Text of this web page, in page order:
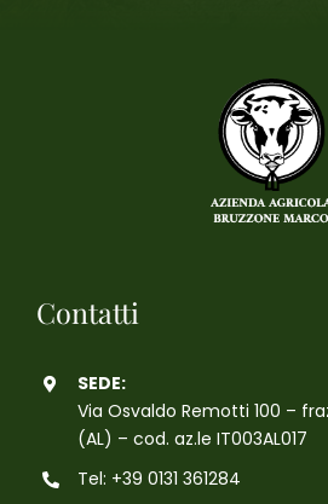
Contatti
SEDE:
Via Osvaldo Remotti 100 –
(AL) – cod. az.le IT003AL017
Tel: +39 0131 361284